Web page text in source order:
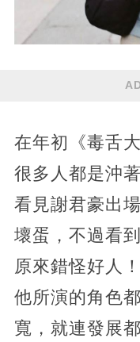
在年初《毒舌
很多人都是沖
看見謝君豪出
壞蛋，不過看
原來錯怪好人
他所演的角色
寬，就連發展